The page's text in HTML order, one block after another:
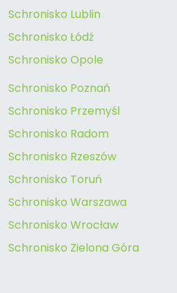
Schronisko Lublin
Schronisko Łódź
Schronisko Opole
Schronisko Poznań
Schronisko Przemyśl
Schronisko Radom
Schronisko Rzeszów
Schronisko Toruń
Schronisko Warszawa
Schronisko Wrocław
Schronisko Zielona Góra